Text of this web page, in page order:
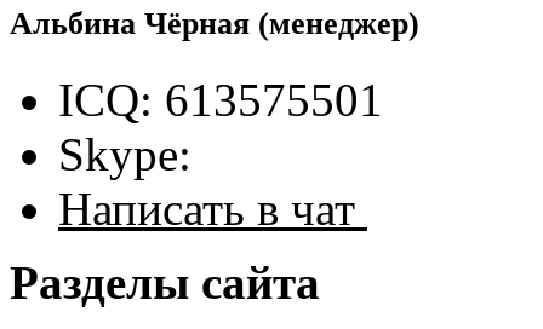
Альбина Чёрная (менеджер)
ICQ: 613575501
Skype:
Написать в чат
Разделы сайта